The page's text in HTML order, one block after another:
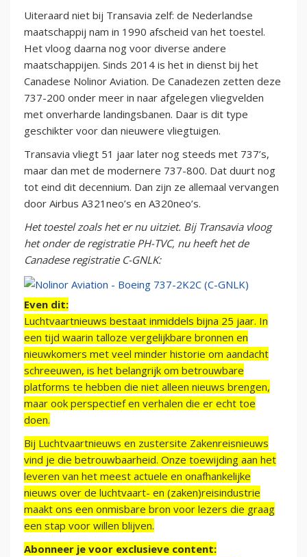
Uiteraard niet bij Transavia zelf: de Nederlandse
maatschappij nam in 1990 afscheid van het toestel.
Het vloog daarna nog voor diverse andere
maatschappijen. Sinds 2014 is het in dienst bij het
Canadese Nolinor Aviation. De Canadezen zetten deze
737-200 onder meer in naar afgelegen vliegvelden
met onverharde landingsbanen. Daar is dit type
geschikter voor dan nieuwere vliegtuigen.
Transavia vliegt 51 jaar later nog steeds met 737’s,
maar dan met de modernere 737-800. Dat duurt nog
tot eind dit decennium. Dan zijn ze allemaal vervangen
door Airbus A321neo’s en A320neo’s.
Het toestel zoals het er nu uitziet. Bij Transavia vloog
het onder de registratie PH-TVC, nu heeft het de
Canadese registratie C-GNLK:
Even dit:
Luchtvaartnieuws bestaat inmiddels bijna 25 jaar. In
een tijd waarin talloze vergelijkbare bronnen en
nieuwkomers met veel minder historie om aandacht
schreeuwen, is het belangrijk om betrouwbare
platforms te hebben die niet alleen nieuws brengen,
maar ook perspectief en verhalen die er echt toe
doen.
Bij Luchtvaartnieuws en zustersite Zakenreisnieuws
vind je die betrouwbaarheid. Onze toewijding aan het
leveren van het meest actuele en onafhankelijke
nieuws over de luchtvaart- en (zaken)reisindustrie
maakt ons een onmisbare bron voor lezers die graag
een stap voor willen blijven.
Abonneer je voor exclusieve content: